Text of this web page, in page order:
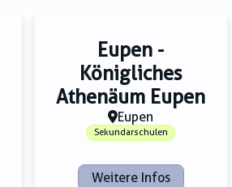
Eupen -
Königliches
Athenäum Eupen
Eupen
Sekundarschulen
Weitere Infos